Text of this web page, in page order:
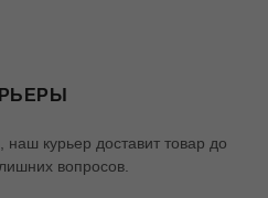
курьер доставит товар до
вопросов.